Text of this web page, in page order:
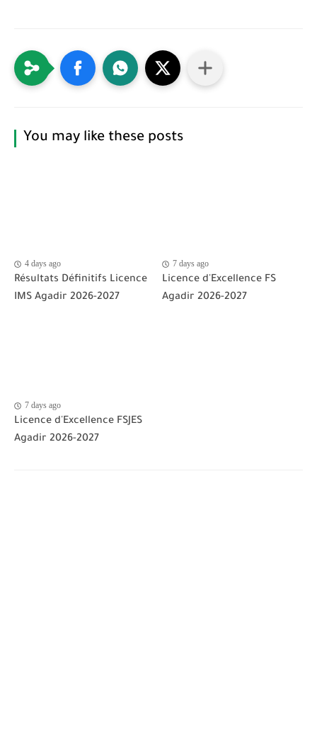
You may like these posts
4 days ago
Résultats Définitifs Licence
IMS Agadir 2026-2027
7 days ago
Licence d'Excellence FS
Agadir 2026-2027
7 days ago
Licence d'Excellence FSJES
Agadir 2026-2027